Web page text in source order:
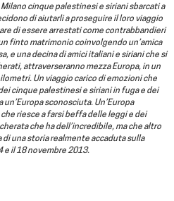
cinque palestinesi e siriani sbarcati a
di aiutarli a proseguire il loro viaggio
di essere arrestati come contrabbandieri
finto matrimonio coinvolgendo un’amica
e una decina di amici italiani e siriani che si
attraverseranno mezza Europa, in un
Un viaggio carico di emozioni che
cinque palestinesi e siriani in fuga e dei
sconosciuta. Un’Europa
riesce a farsi beffa delle leggi e dei
che ha dell’incredibile, ma che altro
una storia realmente accaduta sulla
e il 18 novembre 2013.